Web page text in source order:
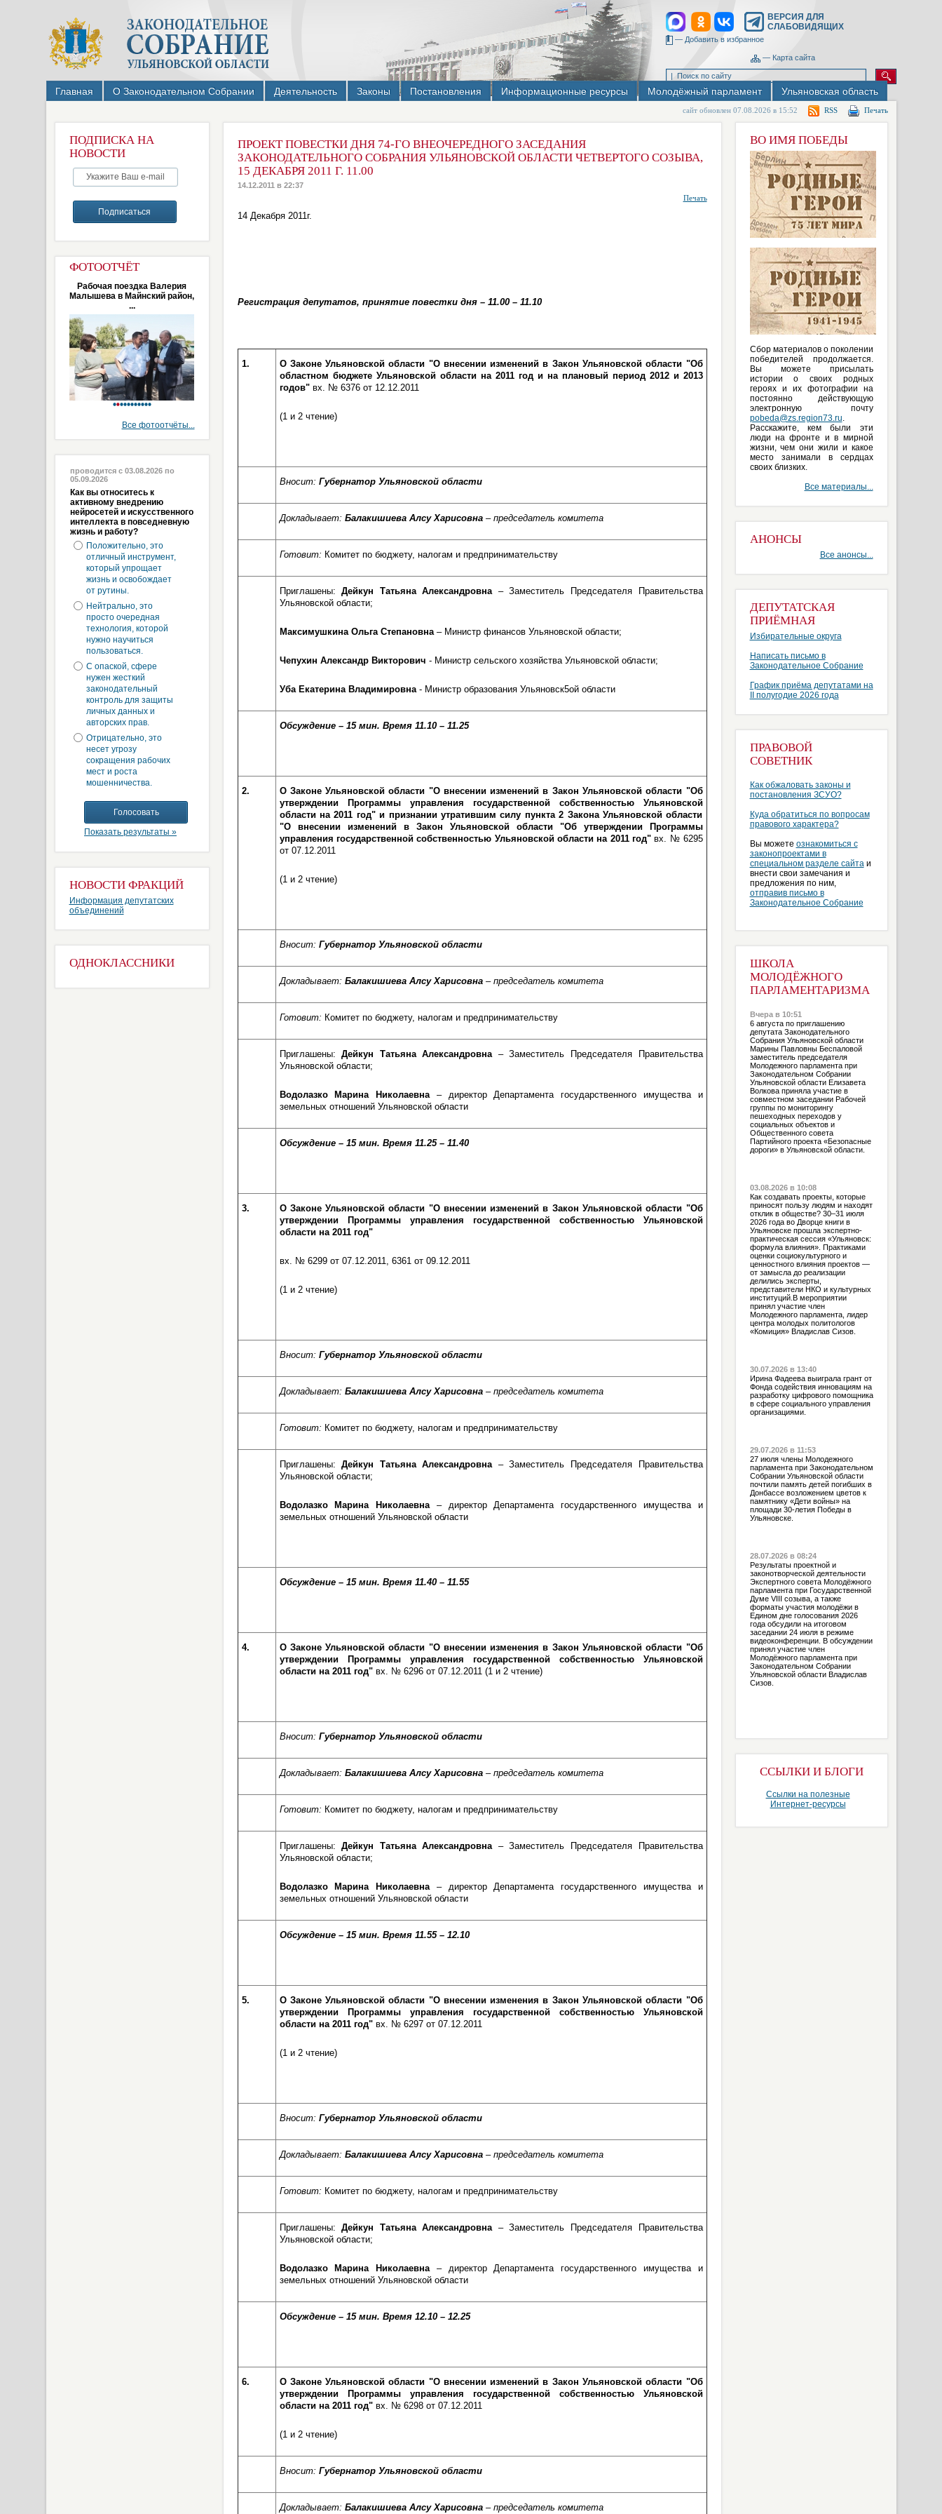
ВЕРСИЯ ДЛЯ
СЛАБОВИДЯЩИХ
— Добавить в избранное
— Карта сайта
Главная О Законодательном Собрании Деятельность Законы Постановления Информационные ресурсы Молодёжный парламент Ульяновская область
сайт обновлен 07.08.2026 в 15:52 RSS Печать
ПОДПИСКА НА
НОВОСТИ
ФОТООТЧЁТ
Рабочая поездка Валерия
Малышева в Майнский район,
...
Все фотоотчёты...
проводится с 03.08.2026 по
05.09.2026
Как вы относитесь к
активному внедрению
нейросетей и искусственного
интеллекта в повседневную
жизнь и работу?
Положительно, это
отличный инструмент,
который упрощает
жизнь и освобождает
от рутины.
Нейтрально, это
просто очередная
технология, которой
нужно научиться
пользоваться.
С опаской, сфере
нужен жесткий
законодательный
контроль для защиты
личных данных и
авторских прав.
Отрицательно, это
несет угрозу
сокращения рабочих
мест и роста
мошенничества.
Показать результаты »
НОВОСТИ ФРАКЦИЙ
Информация депутатских
объединений
ОДНОКЛАССНИКИ
ПРОЕКТ ПОВЕСТКИ ДНЯ 74-ГО ВНЕОЧЕРЕДНОГО ЗАСЕДАНИЯ
ЗАКОНОДАТЕЛЬНОГО СОБРАНИЯ УЛЬЯНОВСКОЙ ОБЛАСТИ ЧЕТВЕРТОГО СОЗЫВА,
15 ДЕКАБРЯ 2011 Г. 11.00
14.12.2011 в 22:37
Печать
14 Декабря 2011г.
Регистрация депутатов, принятие повестки дня – 11.00 – 11.10
1.
О Законе Ульяновской области "О внесении изменений в Закон Ульяновской области "Об
областном бюджете Ульяновской области на 2011 год и на плановый период 2012 и 2013
годов" вх. № 6376 от 12.12.2011
(1 и 2 чтение)
Вносит: Губернатор Ульяновской области
Докладывает: Балакишиева Алсу Харисовна – председатель комитета
Готовит: Комитет по бюджету, налогам и предпринимательству
Приглашены:Дейкун Татьяна Александровна – Заместитель Председателя Правительства
Ульяновской области;
Максимушкина Ольга Степановна – Министр финансов Ульяновской области;
Чепухин Александр Викторович - Министр сельского хозяйства Ульяновской области;
Уба Екатерина Владимировна - Министр образования Ульяновск5ой области
Обсуждение – 15 мин. Время 11.10 – 11.25
2.
О Законе Ульяновской области "О внесении изменений в Закон Ульяновской области "Об
утверждении Программы управления государственной собственностью Ульяновской
области на 2011 год" и признании утратившим силу пункта 2 Закона Ульяновской области
"О внесении изменений в Закон Ульяновской области "Об утверждении Программы
управления государственной собственностью Ульяновской области на 2011 год"вх. № 6295
от 07.12.2011
(1 и 2 чтение)
Вносит: Губернатор Ульяновской области
Докладывает: Балакишиева Алсу Харисовна – председатель комитета
Готовит: Комитет по бюджету, налогам и предпринимательству
Приглашены:Дейкун Татьяна Александровна – Заместитель Председателя Правительства
Ульяновской области;
Водолазко Марина Николаевна – директор Департамента государственного имущества и
земельных отношений Ульяновской области
Обсуждение – 15 мин. Время 11.25 – 11.40
3.
О Законе Ульяновской области "О внесении изменений в Закон Ульяновской области "Об
утверждении Программы управления государственной собственностью Ульяновской
области на 2011 год"
вх. № 6299 от 07.12.2011, 6361 от 09.12.2011
(1 и 2 чтение)
Вносит: Губернатор Ульяновской области
Докладывает: Балакишиева Алсу Харисовна – председатель комитета
Готовит: Комитет по бюджету, налогам и предпринимательству
Приглашены:Дейкун Татьяна Александровна – Заместитель Председателя Правительства
Ульяновской области;
Водолазко Марина Николаевна – директор Департамента государственного имущества и
земельных отношений Ульяновской области
Обсуждение – 15 мин. Время 11.40 – 11.55
4.
О Законе Ульяновской области "О внесении изменения в Закон Ульяновской области "Об
утверждении Программы управления государственной собственностью Ульяновской
области на 2011 год" вх. № 6296 от 07.12.2011 (1 и 2 чтение)
Вносит: Губернатор Ульяновской области
Докладывает: Балакишиева Алсу Харисовна – председатель комитета
Готовит: Комитет по бюджету, налогам и предпринимательству
Приглашены:Дейкун Татьяна Александровна – Заместитель Председателя Правительства
Ульяновской области;
Водолазко Марина Николаевна – директор Департамента государственного имущества и
земельных отношений Ульяновской области
Обсуждение – 15 мин. Время 11.55 – 12.10
5.
О Законе Ульяновской области "О внесении изменения в Закон Ульяновской области "Об
утверждении Программы управления государственной собственностью Ульяновской
области на 2011 год" вх. № 6297 от 07.12.2011
(1 и 2 чтение)
Вносит: Губернатор Ульяновской области
Докладывает: Балакишиева Алсу Харисовна – председатель комитета
Готовит: Комитет по бюджету, налогам и предпринимательству
Приглашены:Дейкун Татьяна Александровна – Заместитель Председателя Правительства
Ульяновской области;
Водолазко Марина Николаевна – директор Департамента государственного имущества и
земельных отношений Ульяновской области
Обсуждение – 15 мин. Время 12.10 – 12.25
6.
О Законе Ульяновской области "О внесении изменений в Закон Ульяновской области "Об
утверждении Программы управления государственной собственностью Ульяновской
области на 2011 год" вх. № 6298 от 07.12.2011
(1 и 2 чтение)
Вносит: Губернатор Ульяновской области
Докладывает: Балакишиева Алсу Харисовна – председатель комитета
ВО ИМЯ ПОБЕДЫ
Сбор материалов о поколении
победителей продолжается.
Вы можете присылать
истории о своих родных
героях и их фотографии на
постоянно действующую
электронную почту
pobeda@zs.region73.ru.
Расскажите, кем были эти
люди на фронте и в мирной
жизни, чем они жили и какое
место занимали в сердцах
своих близких.
Все материалы...
АНОНСЫ
Все анонсы...
ДЕПУТАТСКАЯ
ПРИЁМНАЯ
Избирательные округа
Написать письмо в
Законодательное Собрание
График приёма депутатами на
II полугодие 2026 года
ПРАВОВОЙ
СОВЕТНИК
Как обжаловать законы и
постановления ЗСУО?
Куда обратиться по вопросам
правового характера?
Вы можете ознакомиться с
законопроектами в
специальном разделе сайтаи
внести свои замечания и
предложения по ним,
отправив письмо в
Законодательное Собрание
ШКОЛА
МОЛОДЁЖНОГО
ПАРЛАМЕНТАРИЗМА
Вчера в 10:51
6 августа по приглашению
депутата Законодательного
Собрания Ульяновской области
Марины Павловны Беспаловой
заместитель председателя
Молодежного парламента при
Законодательном Собрании
Ульяновской области Елизавета
Волкова приняла участие в
совместном заседании Рабочей
группы по мониторингу
пешеходных переходов у
социальных объектов и
Общественного совета
Партийного проекта «Безопасные
дороги» в Ульяновской области.
03.08.2026 в 10:08
Как создавать проекты, которые
приносят пользу людям и находят
отклик в обществе? 30–31 июля
2026 года во Дворце книги в
Ульяновске прошла экспертно-
практическая сессия «Ульяновск:
формула влияния». Практиками
оценки социокультурного и
ценностного влияния проектов —
от замысла до реализации
делились эксперты,
представители НКО и культурных
институций.В мероприятии
принял участие член
Молодежного парламента, лидер
центра молодых политологов
«Комиция» Владислав Сизов.
30.07.2026 в 13:40
Ирина Фадеева выиграла грант от
Фонда содействия инновациям на
разработку цифрового помощника
в сфере социального управления
организациями.
29.07.2026 в 11:53
27 июля члены Молодежного
парламента при Законодательном
Собрании Ульяновской области
почтили память детей погибших в
Донбассе возложением цветов к
памятнику «Дети войны» на
площади 30-летия Победы в
Ульяновске.
28.07.2026 в 08:24
Результаты проектной и
законотворческой деятельности
Экспертного совета Молодёжного
парламента при Государственной
Думе VIII созыва, а также
форматы участия молодёжи в
Едином дне голосования 2026
года обсудили на итоговом
заседании 24 июля в режиме
видеоконференции. В обсуждении
принял участие член
Молодёжного парламента при
Законодательном Собрании
Ульяновской области Владислав
Сизов.
ССЫЛКИ И БЛОГИ
Ссылки на полезные
Интернет-ресурсы